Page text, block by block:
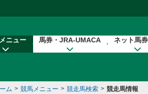
ニュー 馬券・JRA-UMACA ネット馬
ム > 競馬メニュー > 競走馬検索 > 競走馬情報